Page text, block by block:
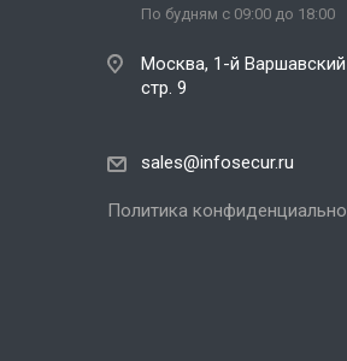
По будням с 09:00 до 18:00
Москва, 1-й
стр. 9
sales@infosecur.ru
Политика